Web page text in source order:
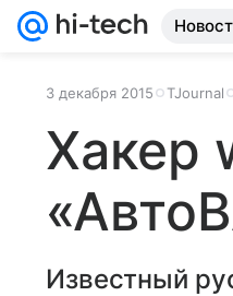
3 декабря 2015 TJournal
Хакер
Известный